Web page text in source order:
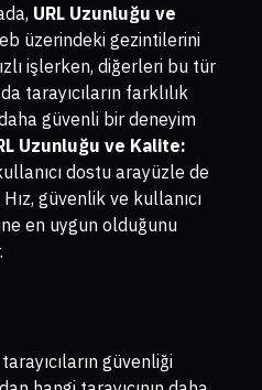
URL Uzunluğu ve
üzerindeki gezintilerini
işlerken, diğerleri bu tür
tarayıcıların farklılık
güvenli bir deneyim
Uzunluğu ve Kalite:
dostu arayüzle de
güvenlik ve kullanıcı
en uygun olduğunu
güvenliği